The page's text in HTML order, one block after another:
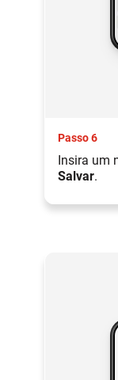
Passo 6
Insira um
Salvar.